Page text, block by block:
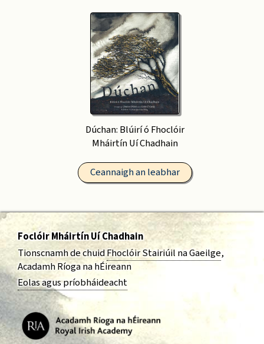
Dúchan: Blúirí ó Fhoclóir
Mháirtín Uí Chadhain
Ceannaigh an leabhar
Foclóir Mháirtín Uí Chadhain
Tionscnamh de chuidFhoclóir Stairiúil na Gaeilge,
Acadamh Ríoga na hÉireann
Eolas agus príobháideacht